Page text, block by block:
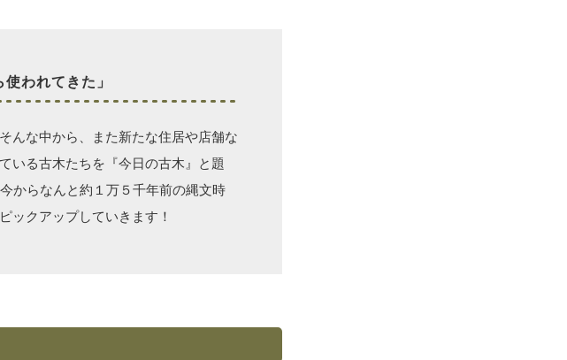
われてきた」
んな中から、また新たな住居や店舗な
いる古木たちを『今日の古木』と題
からなんと約１万５千年前の縄文時
ックアップしていきます！